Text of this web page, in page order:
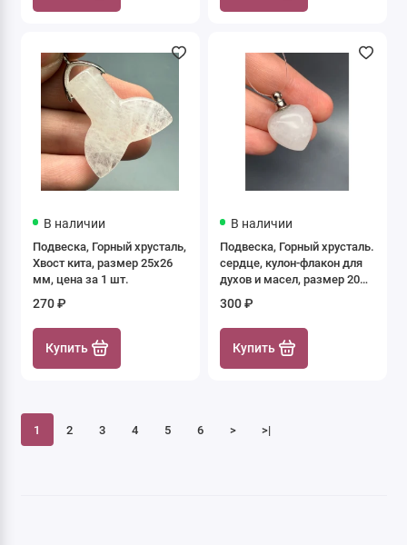
В наличии
Подвеска, Горный хрусталь,
Хвост кита, размер 25х26
мм, цена за 1 шт.
270 ₽
Купить
В наличии
Подвеска, Горный хрусталь.
сердце, кулон-флакон для
духов и масел, размер 20
серебро, цена за 1 шт.
300 ₽
Купить
1 2 3 4 5 6 > >|